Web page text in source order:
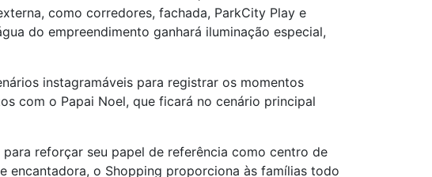
como corredores, fachada, ParkCity Play e
do empreendimento ganhará iluminação especial,
instagramáveis para registrar os momentos
com o Papai Noel, que ficará no cenário principal
reforçar seu papel de referência como centro de
encantadora, o Shopping proporciona às famílias todo